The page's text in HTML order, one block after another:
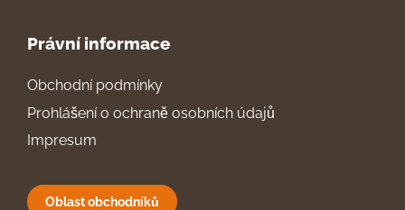
Právní informace
Obchodní podmínky
Prohlášení o ochraně osobních údajů
Impresum
Oblast obchodníků